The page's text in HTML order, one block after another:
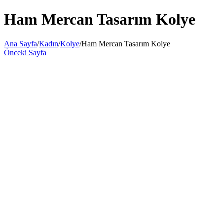
Ham Mercan Tasarım Kolye
Ana Sayfa/Kadın/Kolye/Ham Mercan Tasarım Kolye
Önceki Sayfa